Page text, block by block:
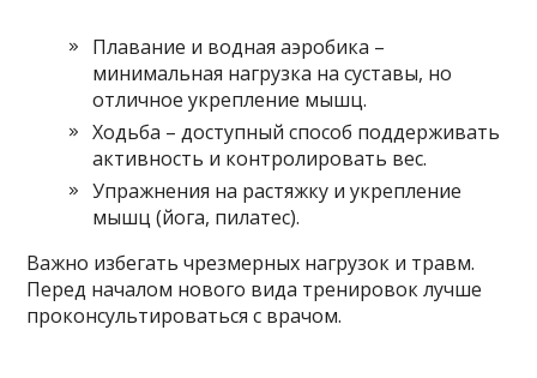
Плавание и водная аэробика –
минимальная нагрузка на суставы, но
отличное укрепление мышц.
Ходьба – доступный способ поддерживать
активность и контролировать вес.
Упражнения на растяжку и укрепление
мышц (йога, пилатес).
Важно избегать чрезмерных нагрузок и травм.
Перед началом нового вида тренировок лучше
проконсультироваться с врачом.